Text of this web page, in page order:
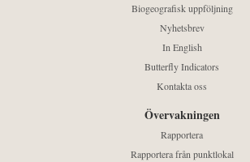
Biogeografisk uppföljning
Nyhetsbrev
In English
Butterfly Indicators
Kontakta oss
Övervakningen
Rapportera
Rapportera från punktlokal